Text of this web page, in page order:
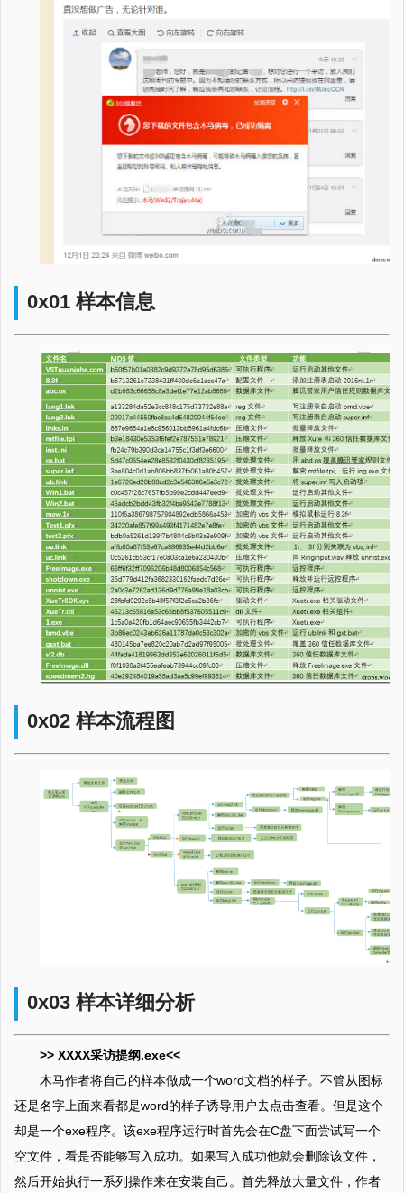
0x01 样本信息
0x02 样本流程图
0x03 样本详细分析
>> XXXX采访提纲.exe<<
木马作者将自己的样本做成一个word文档的样子。不管从图标
还是名字上面来看都是word的样子诱导用户去点击查看。但是这个
却是一个exe程序。该exe程序运行时首先会在C盘下面尝试写一个
空文件，看是否能够写入成功。如果写入成功他就会删除该文件，
然后开始执行一系列操作来在安装自己。首先释放大量文件，作者